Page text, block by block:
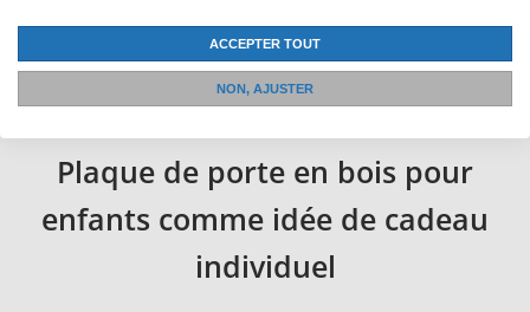
créativité et ajoute une touche personnelle à la chambre
de ton enfant.
Plaque de porte en bois pour
enfants comme idée de cadeau
individuel
ACCEPTER TOUT
NON, AJUSTER